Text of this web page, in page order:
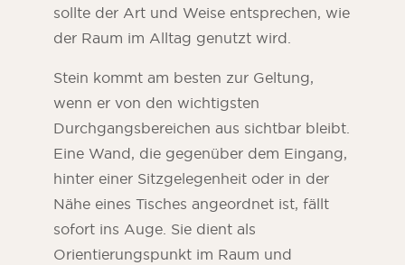
sollte der Art und Weise entsprechen, wie
der Raum im Alltag genutzt wird.
Stein kommt am besten zur Geltung,
wenn er von den wichtigsten
Durchgangsbereichen aus sichtbar bleibt.
Eine Wand, die gegenüber dem Eingang,
hinter einer Sitzgelegenheit oder in der
Nähe eines Tisches angeordnet ist, fällt
sofort ins Auge. Sie dient als
Orientierungspunkt im Raum und